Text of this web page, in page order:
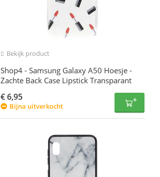
Bekijk product
Shop4 - Samsung Galaxy A50 Hoesje -
Zachte Back Case Lipstick Transparant
€6,95
Bijna uitverkocht